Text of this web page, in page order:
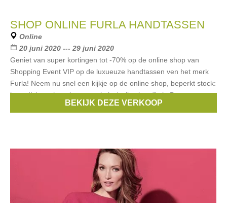
SHOP ONLINE FURLA HANDTASSEN
Online
20 juni 2020 --- 29 juni 2020
Geniet van super kortingen tot -70% op de online shop van
Shopping Event VIP op de luxueuze handtassen ven het merk
Furla! Neem nu snel een kijkje op de online shop, beperkt stock:
https://shop.shoppingeventvip.be/collections/furla De
FurlaBEKIJK DEZE VERKOOP